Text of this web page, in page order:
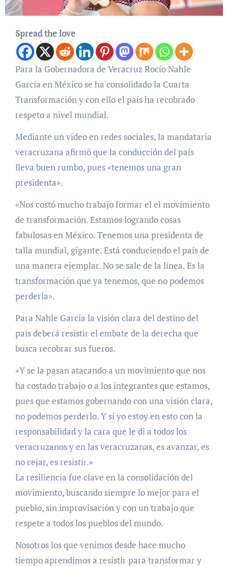
Spread the love
Para la Gobernadora de Veracruz Rocío Nahle
García en México se ha consolidado la Cuarta
Transformación y con ello el país ha recobrado
respeto a nivel mundial.
Mediante un video en redes sociales, la mandataria
veracruzana afirmó que la conducción del país
lleva buen rumbo, pues «tenemos una gran
presidenta».
«Nos costó mucho trabajo formar el el movimiento
de transformación. Estamos logrando cosas
fabulosas en México. Tenemos una presidenta de
talla mundial, gigante. Está conduciendo el país de
una manera ejemplar. No se sale de la línea. Es la
transformación que ya tenemos, que no podemos
perderla».
Para Nahle García la visión clara del destino del
país deberá resistir el embate de la derecha que
busca recobrar sus fueros.
«Y se la pasan atacando a un movimiento que nos
ha costado trabajo o a los integrantes que estamos,
pues que estamos gobernando con una visión clara,
no podemos perderlo. Y si yo estoy en esto con la
responsabilidad y la cara que le di a todos los
veracruzanos y en las veracruzanas, es avanzar, es
no cejar, es resistir.»
La resiliencia fue clave en la consolidación del
movimiento, buscando siempre lo mejor para el
pueblo, sin improvisación y con un trabajo que
respete a todos los pueblos del mundo.
Nosotros los que venimos desde hace mucho
tiempo aprendimos a resistir para transformar y